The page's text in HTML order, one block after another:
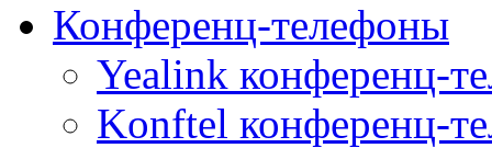
Конференц-телефоны
Yealink конференц-
Konftel конференц-